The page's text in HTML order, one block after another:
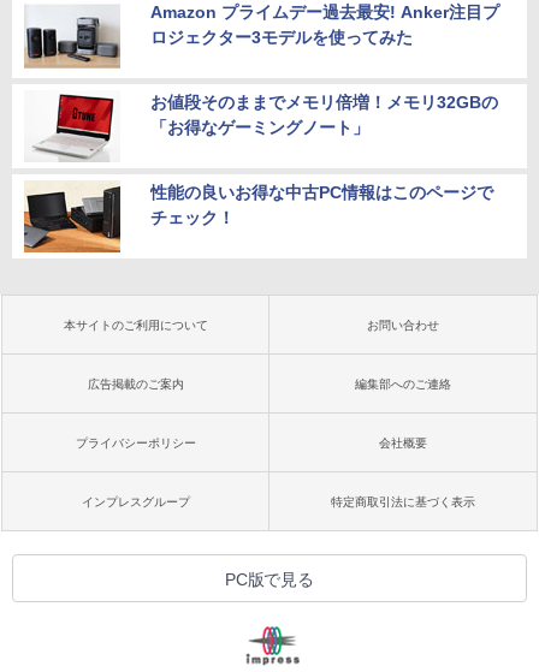
Amazon プライムデー過去最安! Anker注目プ
ロジェクター3モデルを使ってみた
お値段そのままでメモリ倍増！メモリ32GBの
「お得なゲーミングノート」
性能の良いお得な中古PC情報はこのページで
チェック！
本サイトのご利用について お問い合わせ
広告掲載のご案内 編集部へのご連絡
プライバシーポリシー 会社概要
インプレスグループ 特定商取引法に基づく表示
PC版で見る